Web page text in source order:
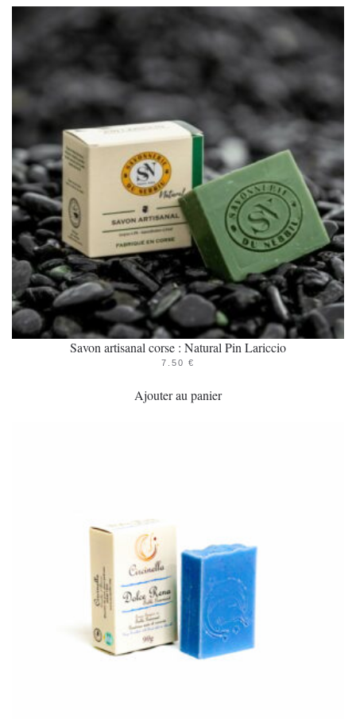
Savon artisanal corse : Natural Pin Lariccio
7.50 €
Ajouter au panier